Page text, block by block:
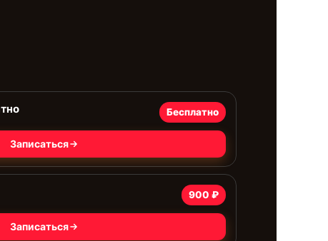
Бесплатно
Записаться
900 ₽
Записаться